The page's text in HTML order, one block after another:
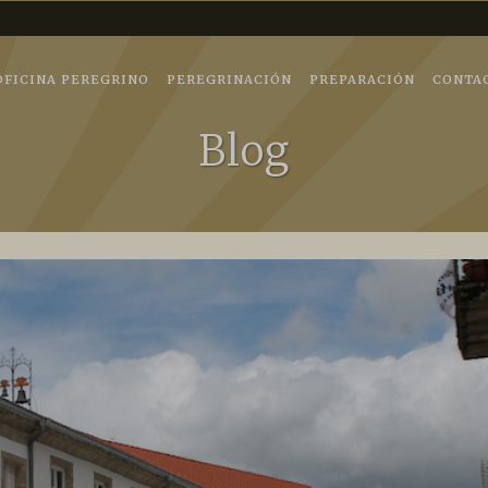
PEREGRINO PEREGRINACIÓN PREPARACIÓN